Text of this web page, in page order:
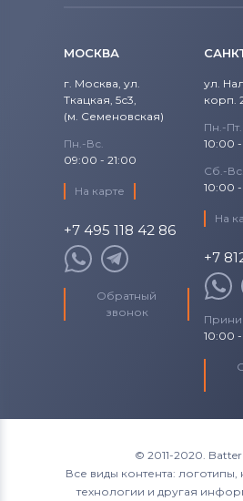
МОСКВА
г. Москва, ул.
Ткацкая, 5с3,
(м. Семеновская)
Пн.-Вс.
09:00 - 21:00
На карте
+7 495 118 42 86
Обратный
звонок
ул.
корп.
Пн.-Пт.
10:00
Сб.-Вс.
10:00
На
+7
10:00
© 2011-2020.
Все виды контента: логотипы,
технологии и другая